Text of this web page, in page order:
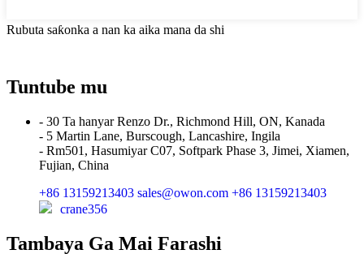
Rubuta saƙonka a nan ka aika mana da shi
Tuntube mu
- 30 Ta hanyar Renzo Dr., Richmond Hill, ON, Kanada
- 5 Martin Lane, Burscough, Lancashire, Ingila
- Rm501, Hasumiyar C07, Softpark Phase 3, Jimei, Xiamen,
Fujian, China
+86 13159213403 sales@owon.com +86 13159213403
crane356
Tambaya Ga Mai Farashi